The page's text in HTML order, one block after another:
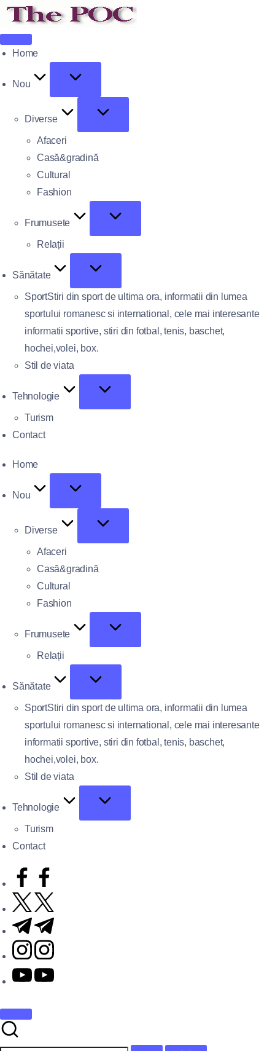
Home
Nou
Diverse
Afaceri
Casă&gradină
Cultural
Fashion
Frumusete
Relații
Sănătate
SportStiri din sport de ultima ora, informatii din lumea
sportului romanesc si international, cele mai interesante
informatii sportive, stiri din fotbal, tenis, baschet,
hochei,volei, box.
Stil de viata
Tehnologie
Turism
Contact
Home
Nou
Diverse
Afaceri
Casă&gradină
Cultural
Fashion
Frumusete
Relații
Sănătate
SportStiri din sport de ultima ora, informatii din lumea
sportului romanesc si international, cele mai interesante
informatii sportive, stiri din fotbal, tenis, baschet,
hochei,volei, box.
Stil de viata
Tehnologie
Turism
Contact